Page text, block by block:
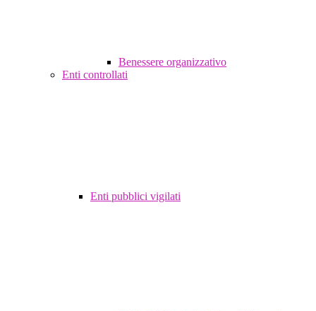
Benessere organizzativo
Enti controllati
Enti pubblici vigilati